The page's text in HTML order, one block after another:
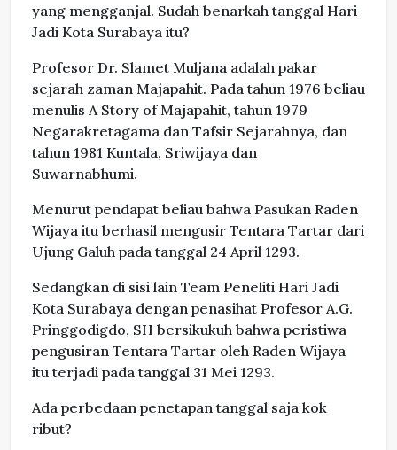
yang mengganjal. Sudah benarkah tanggal Hari
Jadi Kota Surabaya itu?
Profesor Dr. Slamet Muljana adalah pakar
sejarah zaman Majapahit. Pada tahun 1976 beliau
menulis A Story of Majapahit, tahun 1979
Negarakretagama dan Tafsir Sejarahnya, dan
tahun 1981 Kuntala, Sriwijaya dan
Suwarnabhumi.
Menurut pendapat beliau bahwa Pasukan Raden
Wijaya itu berhasil mengusir Tentara Tartar dari
Ujung Galuh pada tanggal 24 April 1293.
Sedangkan di sisi lain Team Peneliti Hari Jadi
Kota Surabaya dengan penasihat Profesor A.G.
Pringgodigdo, SH bersikukuh bahwa peristiwa
pengusiran Tentara Tartar oleh Raden Wijaya
itu terjadi pada tanggal 31 Mei 1293.
Ada perbedaan penetapan tanggal saja kok
ribut?